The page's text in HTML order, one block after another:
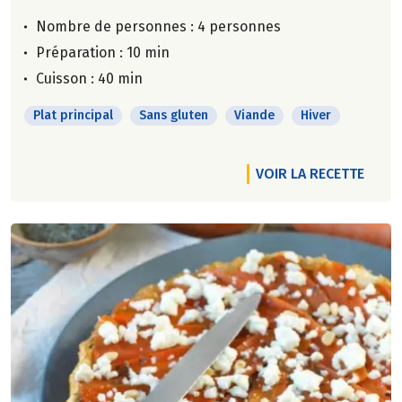
Nombre de personnes : 4 personnes
Préparation : 10 min
Cuisson : 40 min
Plat principal Sans gluten Viande Hiver
VOIR LA RECETTE